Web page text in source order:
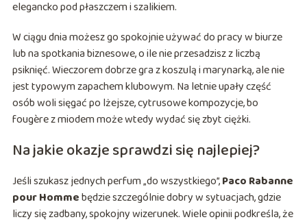
elegancko pod płaszczem i szalikiem.
W ciągu dnia możesz go spokojnie używać do pracy w biurze
lub na spotkania biznesowe, o ile nie przesadzisz z liczbą
psiknięć. Wieczorem dobrze gra z koszulą i marynarką, ale nie
jest typowym zapachem klubowym. Na letnie upały część
osób woli sięgać po lżejsze, cytrusowe kompozycje, bo
fougère z miodem może wtedy wydać się zbyt ciężki.
Na jakie okazje sprawdzi się najlepiej?
Jeśli szukasz jednych perfum „do wszystkiego”,Paco Rabanne
pour Hommebędzie szczególnie dobry w sytuacjach, gdzie
liczy się zadbany, spokojny wizerunek. Wiele opinii podkreśla, że